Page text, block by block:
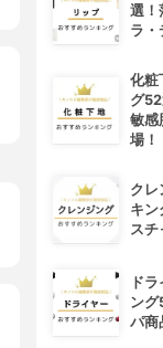
選！
ラ・
化粧
グ
敏感
場！
クレ
キン
スチ
ド
ング
パ商